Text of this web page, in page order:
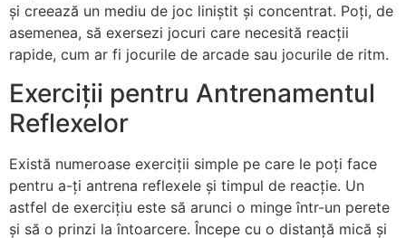
și creează un mediu de joc liniștit și concentrat. Poți, de
asemenea, să exersezi jocuri care necesită reacții
rapide, cum ar fi jocurile de arcade sau jocurile de ritm.
Exerciții pentru Antrenamentul
Reflexelor
Există numeroase exerciții simple pe care le poți face
pentru a-ți antrena reflexele și timpul de reacție. Un
astfel de exercițiu este să arunci o minge într-un perete
și să o prinzi la întoarcere. Începe cu o distanță mică și